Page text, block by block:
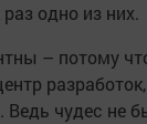
одно из них.
– потому
Ведь чудес не